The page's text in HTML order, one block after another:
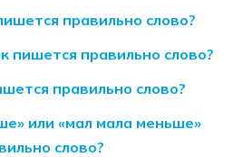
правильно слово?
пишется правильно слово?
правильно слово?
или «мал мала меньше»
слово?